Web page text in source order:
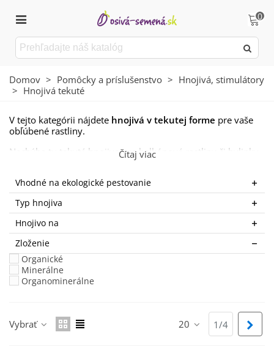
0
Domov > Pomôcky a príslušenstvo > Hnojivá, stimulátory
> Hnojivá tekuté
V tejto kategórii nájdete hnojivá v tekutej forme pre vaše
obľúbené rastliny.
Nechýba tu tekuté hnojivo pre balkónové rastliny či bylinky.
Ďalej tu nájdete tekuté hnojivo na cibuľoviny, trávnik a iné.
Čítaj viac
Vhodné na ekologické pestovanie
Typ hnojiva
Hnojivo na
Zloženie
Organické
Minerálne
Organominerálne
Vybrať 20 1/4